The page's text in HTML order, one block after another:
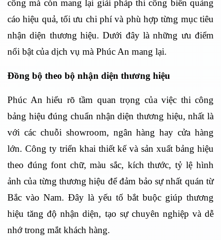
công mà còn mang lại giải pháp thi công biển quảng
cáo hiệu quả, tối ưu chi phí và phù hợp từng mục tiêu
nhận diện thương hiệu. Dưới đây là những ưu điểm
nổi bật của dịch vụ mà Phúc An mang lại.
Đồng bộ theo bộ nhận diện thương hiệu
Phúc An hiểu rõ tầm quan trọng của việc thi công
bảng hiệu đúng chuẩn nhận diện thương hiệu, nhất là
với các chuỗi showroom, ngân hàng hay cửa hàng
lớn. Công ty triển khai thiết kế và sản xuất bảng hiệu
theo đúng font chữ, màu sắc, kích thước, tỷ lệ hình
ảnh của từng thương hiệu để đảm bảo sự nhất quán từ
Bắc vào Nam. Đây là yếu tố bắt buộc giúp thương
hiệu tăng độ nhận diện, tạo sự chuyên nghiệp và dễ
nhớ trong mắt khách hàng.